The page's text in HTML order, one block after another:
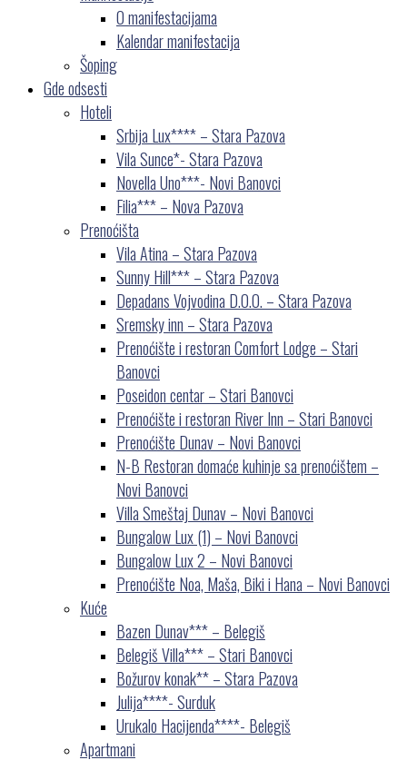
O manifestacijama
Kalendar manifestacija
Šoping
Gde odsesti
Hoteli
Srbija Lux**** – Stara Pazova
Vila Sunce*- Stara Pazova
Novella Uno***- Novi Banovci
Filia*** – Nova Pazova
Prenoćišta
Vila Atina – Stara Pazova
Sunny Hill*** – Stara Pazova
Depadans Vojvodina D.O.O. – Stara Pazova
Sremsky inn – Stara Pazova
Prenoćište i restoran Comfort Lodge – Stari
Banovci
Poseidon centar – Stari Banovci
Prenoćište i restoran River Inn – Stari Banovci
Prenoćište Dunav – Novi Banovci
N-B Restoran domaće kuhinje sa prenoćištem –
Novi Banovci
Villa Smeštaj Dunav – Novi Banovci
Bungalow Lux (1) – Novi Banovci
Bungalow Lux 2 – Novi Banovci
Prenoćište Noa, Maša, Biki i Hana – Novi Banovci
Kuće
Bazen Dunav*** – Belegiš
Belegiš Villa*** – Stari Banovci
Božurov konak** – Stara Pazova
Julija****- Surduk
Urukalo Hacijenda****- Belegiš
Apartmani